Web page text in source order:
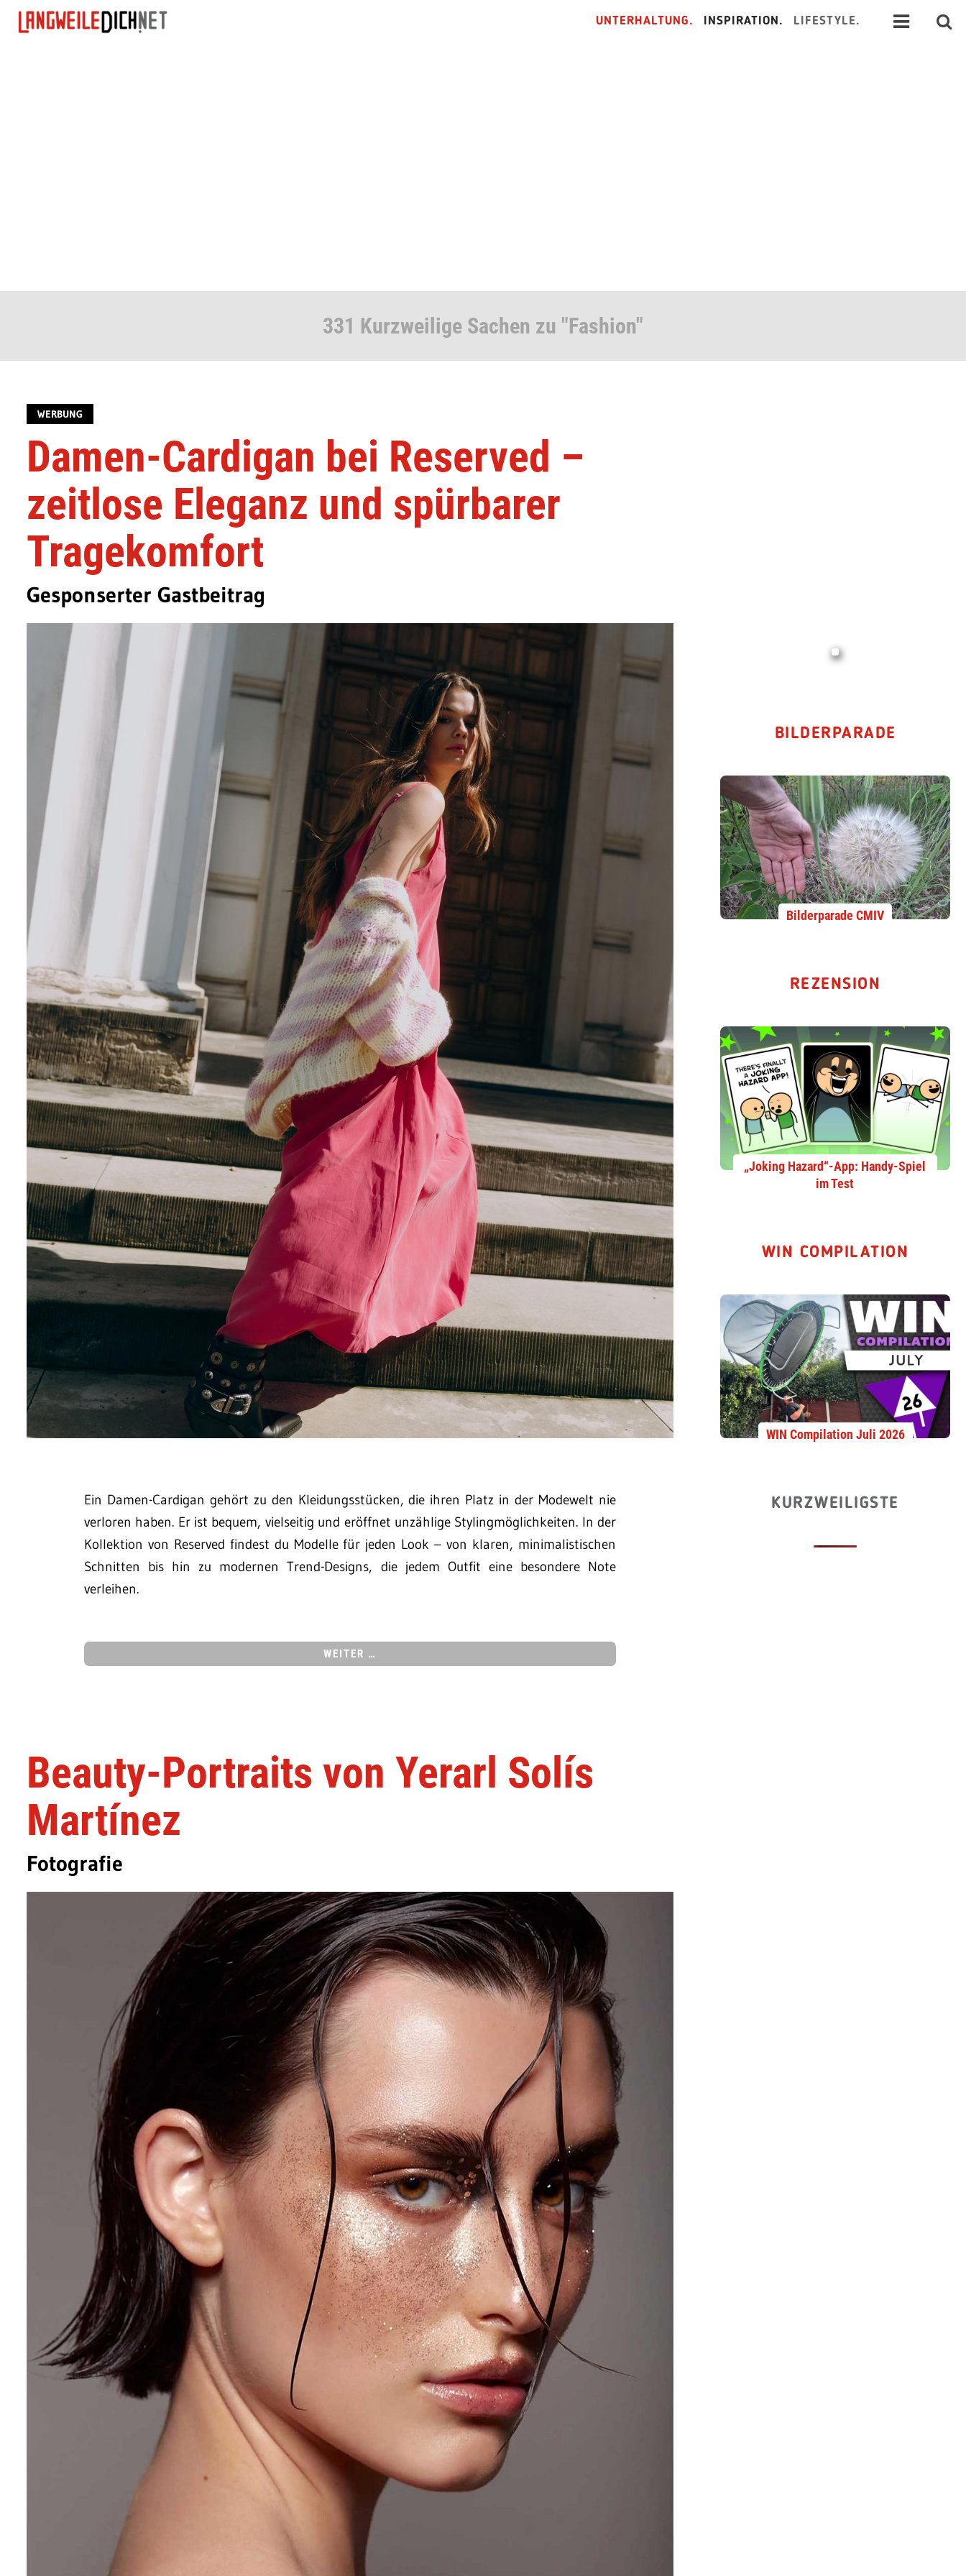
UNTERHALTUNG. INSPIRATION. LIFESTYLE.
331 Kurzweilige Sachen zu "Fashion"
WERBUNG
Damen-Cardigan bei Reserved –
zeitlose Eleganz und spürbarer
Tragekomfort
Gesponserter Gastbeitrag
Ein Damen-Cardigan gehört zu den Kleidungsstücken, die ihren Platz in der Modewelt nie
verloren haben. Er ist bequem, vielseitig und eröffnet unzählige Stylingmöglichkeiten. In der
Kollektion von Reserved findest du Modelle für jeden Look – von klaren, minimalistischen
Schnitten bis hin zu modernen Trend-Designs, die jedem Outfit eine besondere Note
verleihen.
WEITER …
Beauty-Portraits von Yerarl Solís
Martínez
Fotografie
BILDERPARADE
Bilderparade CMIV
REZENSION
„Joking Hazard“-App: Handy-Spiel
im Test
WIN COMPILATION
WIN Compilation Juli 2026
KURZWEILIGSTE